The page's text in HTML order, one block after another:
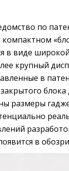
по
в виде
крупный
в
блока
размеры
в